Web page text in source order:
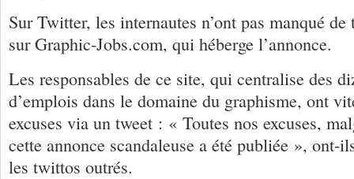
Sur Twitter, les internautes n’ont pas manqué
sur Graphic-Jobs.com, qui héberge l’annonce.
Les responsables de ce site, qui centralise des
d’emplois dans le domaine du graphisme, ont
excuses via un tweet : « Toutes nos excuses,
cette annonce scandaleuse a été publiée », ont-
les twittos outrés.